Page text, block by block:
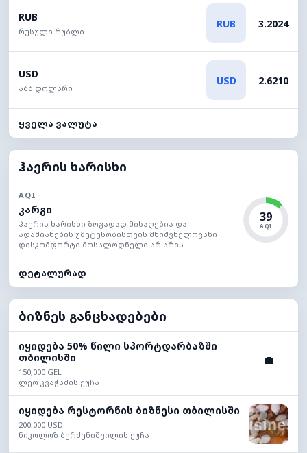
RUB
რუსული რუბლი
RUB 3.2024
USD
აშშ დოლარი
USD 2.6210
ყველა ვალუტა
ჰაერის ხარისხი
AQI
კარგი
ჰაერის ხარისხი ზოგადად მისაღებია და
ადამიანების უმეტესობისთვის მნიშვნელოვანი
დისკომფორტი მოსალოდნელი არ არის.
39
AQI
დეტალურად
ბიზნეს განცხადებები
იყიდება 50% წილი სპორტდარბაზში
თბილისში
150,000 GEL
ლეო კვაჭაძის ქუჩა
💼
იყიდება რესტორნის ბიზნესი თბილისში
200,000 USD
ნიკოლოზ ბერძენიშვილის ქუჩა